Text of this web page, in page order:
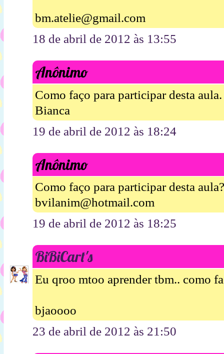
bm.atelie@gmail.com
18 de abril de 2012 às 13:55
Anônimo
Como faço para participar desta aula.
Bianca
19 de abril de 2012 às 18:24
Anônimo
Como faço para participar desta aula?
bvilanim@hotmail.com
19 de abril de 2012 às 18:25
BiBiCart's
Eu qroo mtoo aprender tbm.. como
bjaoooo
23 de abril de 2012 às 21:50